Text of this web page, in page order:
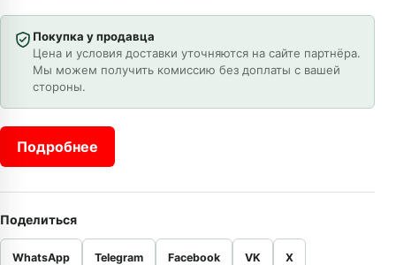
Покупка у продавца
Цена и условия доставки уточняются на сайте партнёра.
Мы можем получить комиссию без доплаты с вашей
стороны.
Подробнее
Поделиться
WhatsApp Telegram Facebook VK X